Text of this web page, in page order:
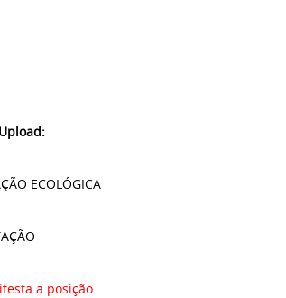
Upload:
ECOLÓGICA
a posição